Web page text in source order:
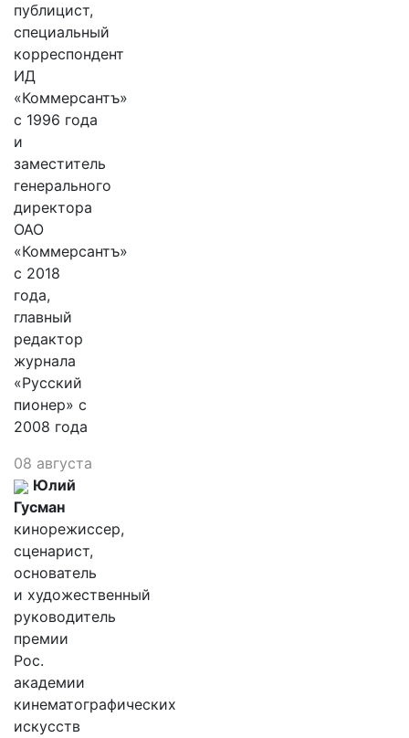
публицист,
специальный
корреспондент
ИД
«Коммерсантъ»
с 1996 года
и
заместитель
генерального
директора
ОАО
«Коммерсантъ»
с 2018
года,
главный
редактор
журнала
«Русский
пионер» с
2008 года
08 августа
Юлий
Гусман
кинорежиссер,
сценарист,
основатель
и художественный
руководитель
премии
Рос.
академии
кинематографических
искусств